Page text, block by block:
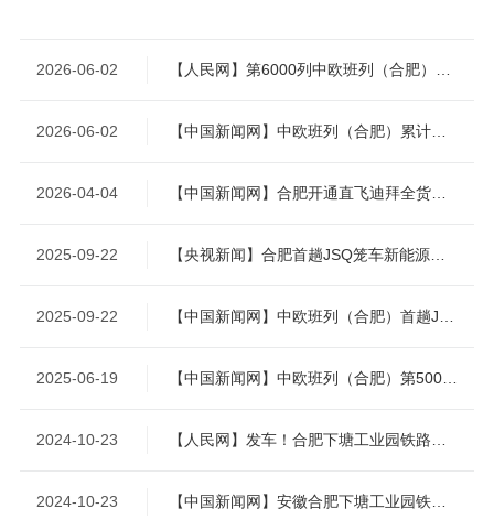
2026-06-02
2026-06-02 【中国新闻网】中欧班列（合肥）累计开行6000列 通达20国
2026-04-04 【中国新闻网】合肥开通直飞迪拜全货机航线
2025-09-22 【央视新闻】合肥首趟JSQ笼车新能源整车中欧班列发车
2025-09-22
2025-06-19 【中国新闻网】中欧班列（合肥）第5000列发车
2024-10-23
2024-10-23 【中国新闻网】安徽合肥下塘工业园铁路专用线首发